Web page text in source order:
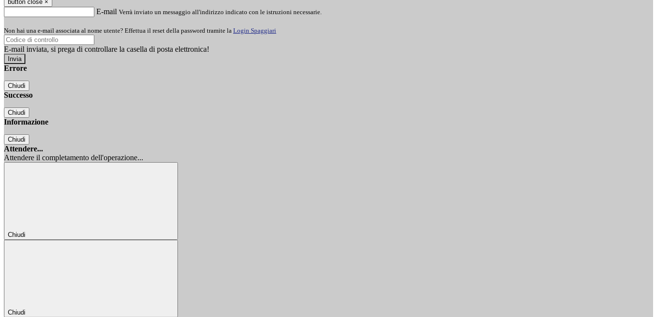
button close ×
E-mail Verrà inviato un messaggio all'indirizzo indicato con le istruzioni necessarie.
Non hai una e-mail associata al nome utente? Effettua il reset della password tramite la Login Spaggiari
E-mail inviata, si prega di controllare la casella di posta elettronica!
Errore
Chiudi
Successo
Chiudi
Informazione
Chiudi
Attendere...
Attendere il completamento dell'operazione...
Chiudi
Chiudi